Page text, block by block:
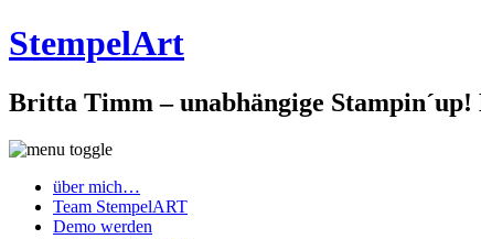
StempelArt
Britta Timm – unabhängige
über mich…
Team StempelART
Demo werden